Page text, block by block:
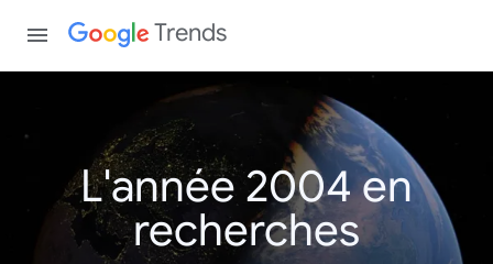
Trends
L'année 2004 en
recherches